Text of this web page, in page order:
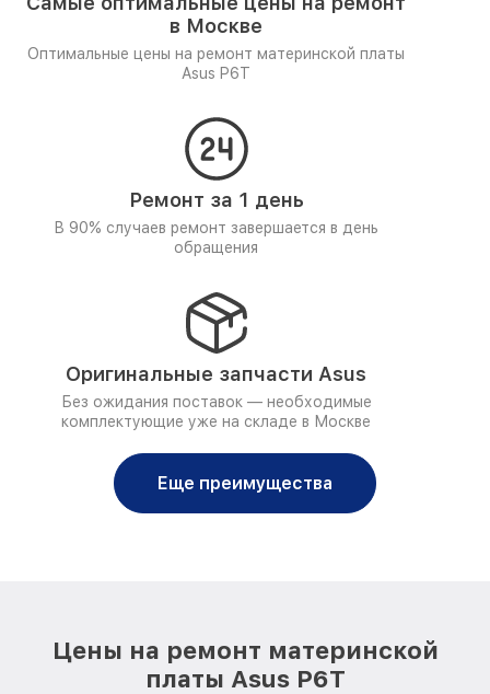
в Москве
Оптимальные цены на ремонт материнской платы
Asus P6T
Ремонт за 1 день
В 90% случаев ремонт завершается в день
обращения
Оригинальные запчасти Asus
Без ожидания поставок — необходимые
комплектующие уже на складе в Москве
Еще преимущества
Цены на ремонт материнской
платы Asus P6T